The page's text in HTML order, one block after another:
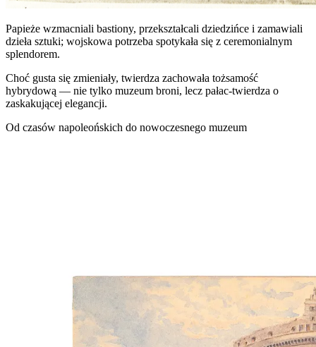
Papieże wzmacniali bastiony, przekształcali dziedzińce i zamawiali
dzieła sztuki; wojskowa potrzeba spotykała się z ceremonialnym
splendorem.
Choć gusta się zmieniały, twierdza zachowała tożsamość
hybrydową — nie tylko muzeum broni, lecz pałac‑twierdza o
zaskakującej elegancji.
Od czasów napoleońskich do nowoczesnego muzeum